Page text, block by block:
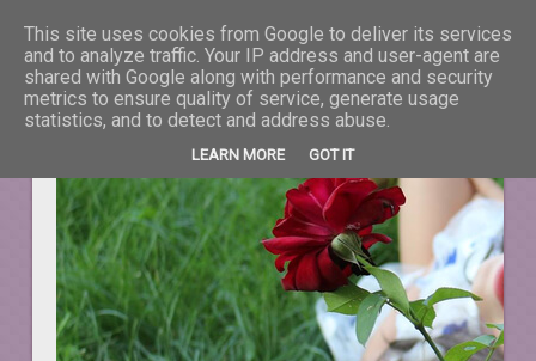
La taifas cu
DESPRE TOT CEEA CE NE ÎNFRUMUSEŢEAZĂ VIAŢA.
This site uses cookies from Google to deliver its services
and to analyze traffic. Your IP address and user-agent are
shared with Google along with performance and security
metrics to ensure quality of service, generate usage
statistics, and to detect and address abuse.
LEARN MORE GOT IT